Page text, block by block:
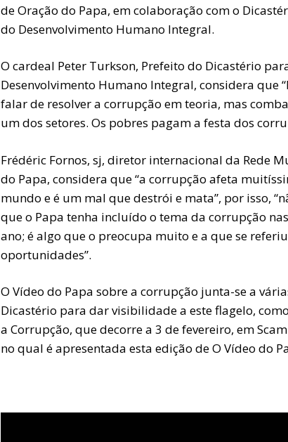
de Oração do Papa, em colaboração com o
do Desenvolvimento Humano Integral.
O cardeal Peter Turkson, Prefeito do Dicastério
Desenvolvimento Humano Integral, considera que
falar de resolver a corrupção em teoria, mas
um dos setores. Os pobres pagam a festa dos
Frédéric Fornos, sj, diretor internacional da Rede
do Papa, considera que “a corrupção afeta
mundo e é um mal que destrói e mata”, por isso,
que o Papa tenha incluído o tema da corrupção
ano; é algo que o preocupa muito e a que se
oportunidades”.
O Vídeo do Papa sobre a corrupção junta-se a
Dicastério para dar visibilidade a este flagelo,
a Corrupção, que decorre a 3 de fevereiro, em
no qual é apresentada esta edição de O Vídeo do